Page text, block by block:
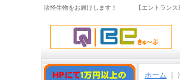
珍怪生物をお届けします！ 【エントラン
ホーム ｜